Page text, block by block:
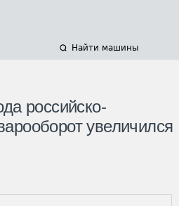
Найти машины
российско-
увеличился